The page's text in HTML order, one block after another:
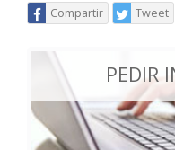
Compartir Tweet
PEDIR